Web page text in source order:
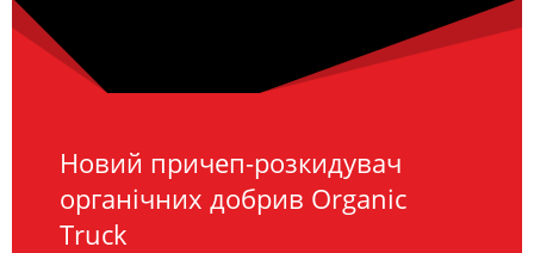
Новий причеп-розкидувач
органічних добрив Organic
Truck